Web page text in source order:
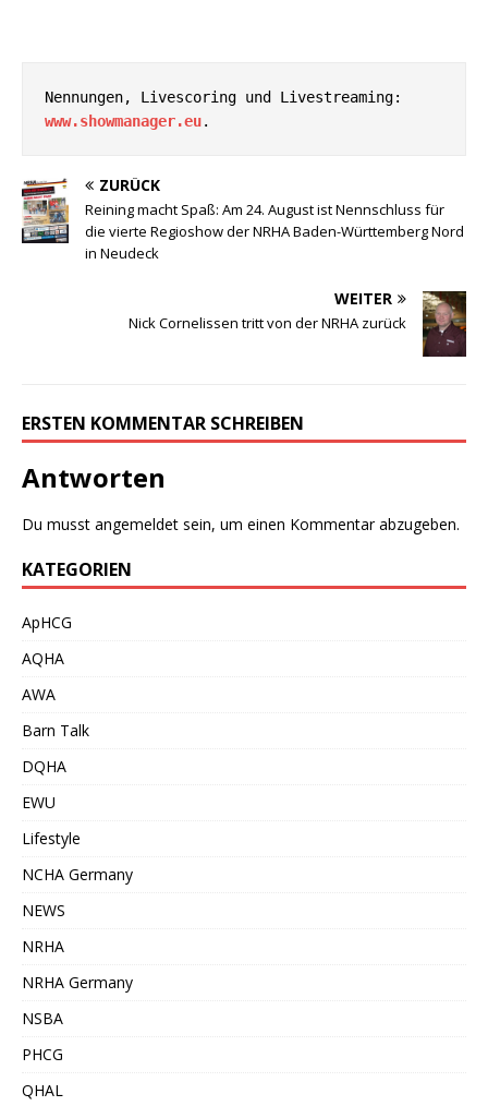
www.showmanager.eu.
ZURÜCK
Reining macht Spaß: Am 24. August ist Nennschluss für
die vierte Regioshow der NRHA Baden-Württemberg Nord
in Neudeck
WEITER
Nick Cornelissen tritt von der NRHA zurück
ERSTEN KOMMENTAR SCHREIBEN
Antworten
Du musst angemeldet sein, um einen Kommentar abzugeben.
KATEGORIEN
ApHCG
AQHA
AWA
Barn Talk
DQHA
EWU
Lifestyle
NCHA Germany
NEWS
NRHA
NRHA Germany
NSBA
PHCG
QHAL